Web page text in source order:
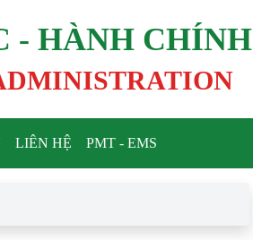
- HÀNH CHÍNH
LIÊN HỆ PMT - EMS